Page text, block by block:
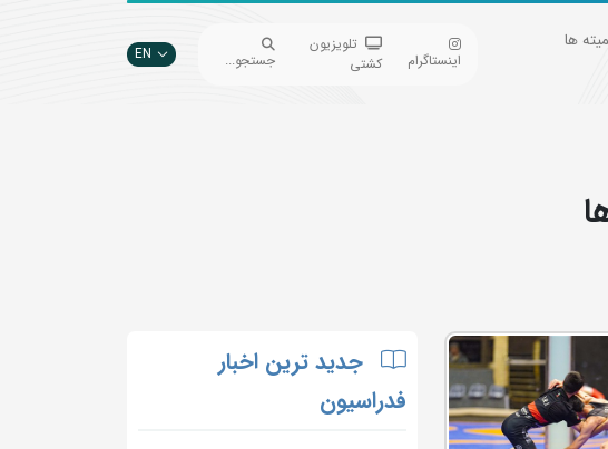
ها
اینستاگرام
تلویزیون
کشتی
جستجو... EN
جدید ترین اخبار
فدراسیون